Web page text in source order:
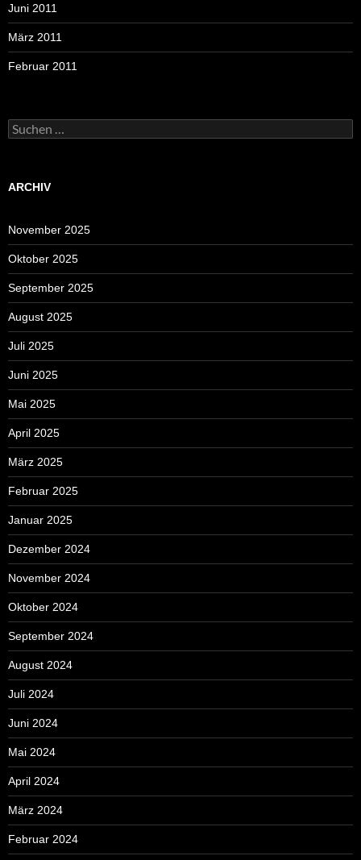
Juni 2011
März 2011
Februar 2011
Suchen
nach:
ARCHIV
November 2025
Oktober 2025
September 2025
August 2025
Juli 2025
Juni 2025
Mai 2025
April 2025
März 2025
Februar 2025
Januar 2025
Dezember 2024
November 2024
Oktober 2024
September 2024
August 2024
Juli 2024
Juni 2024
Mai 2024
April 2024
März 2024
Februar 2024